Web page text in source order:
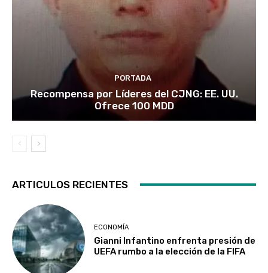
PORTADA
Recompensa por Líderes del CJNG: EE. UU.
Ofrece 100 MDD
ARTICULOS RECIENTES
ECONOMÍA
Gianni Infantino enfrenta presión de
UEFA rumbo a la elección de la FIFA